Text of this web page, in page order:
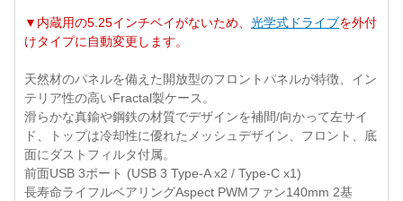
▼内蔵用の5.25インチベイがないため、 光学式ドライブを外付
けタイプに自動変更します。
天然材のパネルを備えた開放型のフロントパネルが特徴、イン
テリア性の高いFractal製ケース。
滑らかな真鍮や鋼鉄の材質でデザインを補間/向かって左サイ
ド、トップは冷却性に優れたメッシュデザイン、フロント、底
面にダストフィルタ付属。
前面USB 3ポート (USB 3 Type-A x2 / Type-C x1)
長寿命ライフルベアリングAspect PWMファン140mm 2基